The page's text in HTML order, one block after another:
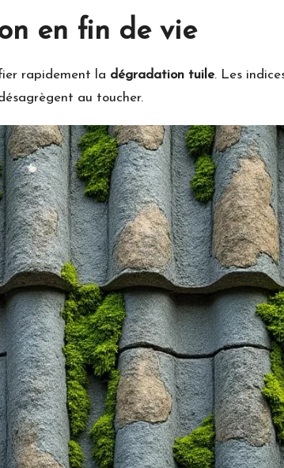
en fin de vie
rapidement la dégradation tuile. Les
au toucher.